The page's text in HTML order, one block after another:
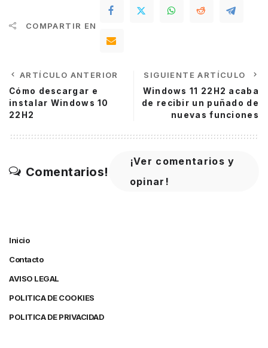
COMPARTIR EN
ARTÍCULO ANTERIOR
Cómo descargar e
instalar Windows 10
22H2
SIGUIENTE ARTÍCULO
Windows 11 22H2 acaba
de recibir un puñado de
nuevas funciones
Comentarios!
¡Ver comentarios y
opinar!
Inicio
Contacto
AVISO LEGAL
POLITICA DE COOKIES
POLITICA DE PRIVACIDAD